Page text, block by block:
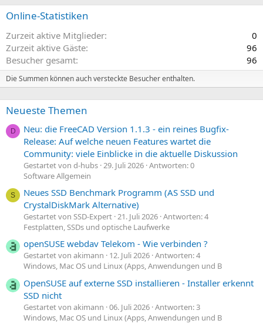
Online-Statistiken
Zurzeit aktive Mitglieder
0
Zurzeit aktive Gäste
96
Besucher gesamt
96
Die Summen können auch versteckte Besucher enthalten.
Neueste Themen
D
Neu: die FreeCAD Version 1.1.3 - ein reines Bugfix-
Release: Auf welche neuen Features wartet die
Community: viele Einblicke in die aktuelle Diskussion
Gestartet von d-hubs 29. Juli 2026 Antworten: 0
Software Allgemein
S
Neues SSD Benchmark Programm (AS SSD und
CrystalDiskMark Alternative)
Gestartet von SSD-Expert 21. Juli 2026 Antworten: 4
Festplatten, SSDs und optische Laufwerke
openSUSE webdav Telekom - Wie verbinden ?
Gestartet von akimann 12. Juli 2026 Antworten: 4
Windows, Mac OS und Linux (Apps, Anwendungen und B
OpenSUSE auf externe SSD installieren - Installer erkennt
SSD nicht
Gestartet von akimann 06. Juli 2026 Antworten: 3
Windows, Mac OS und Linux (Apps, Anwendungen und B